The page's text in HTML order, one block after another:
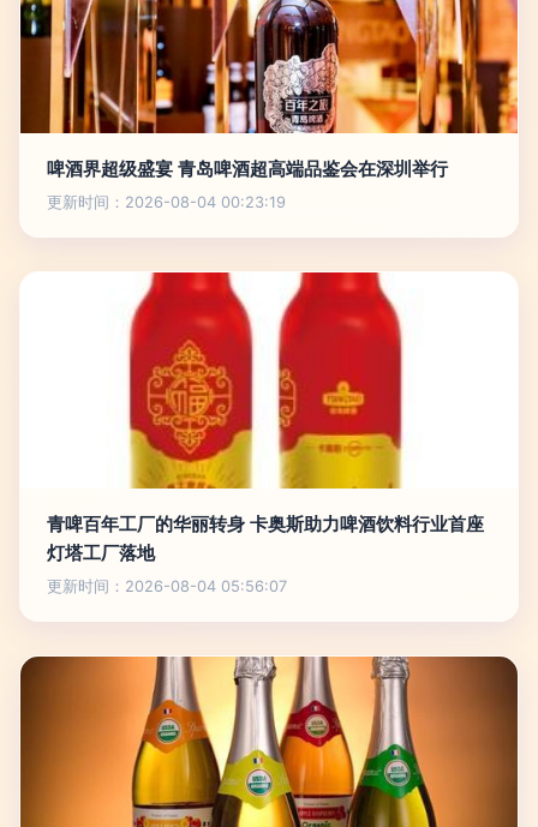
啤酒界超级盛宴 青岛啤酒超高端品鉴会在深圳举行
更新时间：2026-08-04 00:23:19
青啤百年工厂的华丽转身 卡奥斯助力啤酒饮料行业首座
灯塔工厂落地
更新时间：2026-08-04 05:56:07